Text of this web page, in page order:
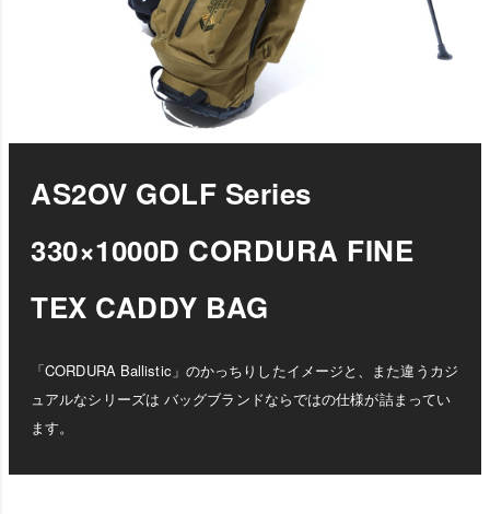
AS2OV GOLF Series
330×1000D CORDURA FINE
TEX CADDY BAG
「CORDURA Ballistic」のかっちりしたイメージと、また違うカジ
ュアルなシリーズは バッグブランドならではの仕様が詰まってい
ます。